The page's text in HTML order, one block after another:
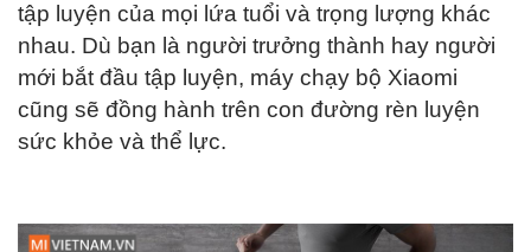
tập luyện của mọi lứa tuổi và trọng lượng khác
nhau. Dù bạn là người trưởng thành hay người
mới bắt đầu tập luyện, máy chạy bộ Xiaomi
cũng sẽ đồng hành trên con đường rèn luyện
sức khỏe và thể lực.